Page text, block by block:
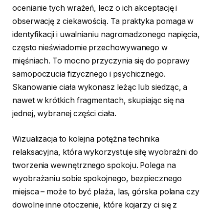
ocenianie tych wrażeń, lecz o ich akceptację i
obserwację z ciekawością. Ta praktyka pomaga w
identyfikacji i uwalnianiu nagromadzonego napięcia,
często nieświadomie przechowywanego w
mięśniach. To mocno przyczynia się do poprawy
samopoczucia fizycznego i psychicznego.
Skanowanie ciała wykonasz leżąc lub siedząc, a
nawet w krótkich fragmentach, skupiając się na
jednej, wybranej części ciała.
Wizualizacja to kolejna potężna technika
relaksacyjna, która wykorzystuje siłę wyobraźni do
tworzenia wewnętrznego spokoju. Polega na
wyobrażaniu sobie spokojnego, bezpiecznego
miejsca – może to być plaża, las, górska polana czy
dowolne inne otoczenie, które kojarzy ci się z